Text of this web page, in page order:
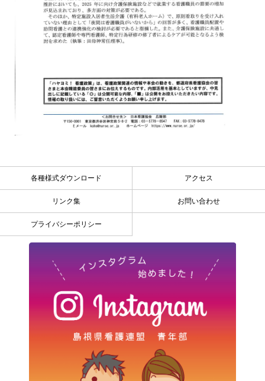
各種様式ダウンロード アクセス
リンク集 お問い合わせ
プライバシーポリシー